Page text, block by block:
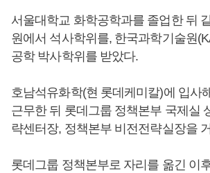
서울대학교 화학공학과를 졸업한 뒤
원에서 석사학위를, 한국과학기술원
공학 박사학위를 받았다.
호남석유화학(현 롯데케미칼)에 입사
근무한 뒤 롯데그룹 정책본부 국제실
략센터장, 정책본부 비전전략실장을
롯데그룹 정책본부로 자리를 옮긴 이